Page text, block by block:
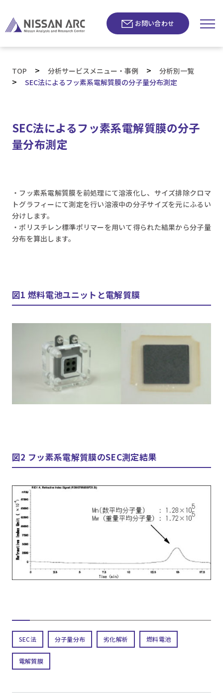
お問い合わせ
TOP > 分析サービスメニュー・事例 > 分析別一覧
> SEC法によるフッ素系電解質膜の分子量分布測定
SEC法によるフッ素系電解質膜の分子
量分布測定
・フッ素系電解質膜を前処理にて溶液化し、サイズ排除クロマ
トグラフィーにて測定を行い溶液中の分子サイズを元にふるい
分けします。
・ポリスチレン標準ポリマーを用いて得られた結果から分子量
分布を算出します。
図1 燃料電池ユニットと電解質膜
図2 フッ素系電解質膜のSEC測定結果
SEC法 分子量分布 劣化解析 燃料電池
電解質膜